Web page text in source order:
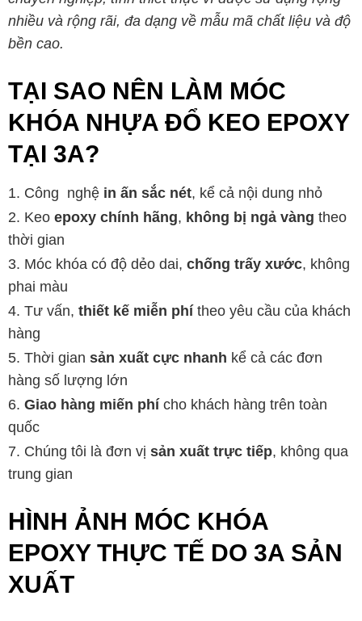
nhiều và rộng rãi, đa dạng về mẫu mã chất liệu và độ
bền cao.
TẠI SAO NÊN LÀM MÓC
KHÓA NHỰA ĐỔ KEO EPOXY
TẠI 3A?
Công nghệ in ấn sắc nét, kể cả nội dung nhỏ
Keo epoxy chính hãng, không bị ngả vàng theo
thời gian
Móc khóa có độ dẻo dai, chống trấy xước, không
phai màu
Tư vấn, thiết kế miễn phítheo yêu cầu của khách
hàng
Thời gian sản xuất cực nhanh kể cả các đơn
hàng số lượng lớn
Giao hàng miến phícho khách hàng trên toàn
quốc
Chúng tôi là đơn vị sản xuất trực tiếp, không qua
trung gian
HÌNH ẢNH MÓC KHÓA
EPOXY THỰC TẾ DO 3A SẢN
XUẤT